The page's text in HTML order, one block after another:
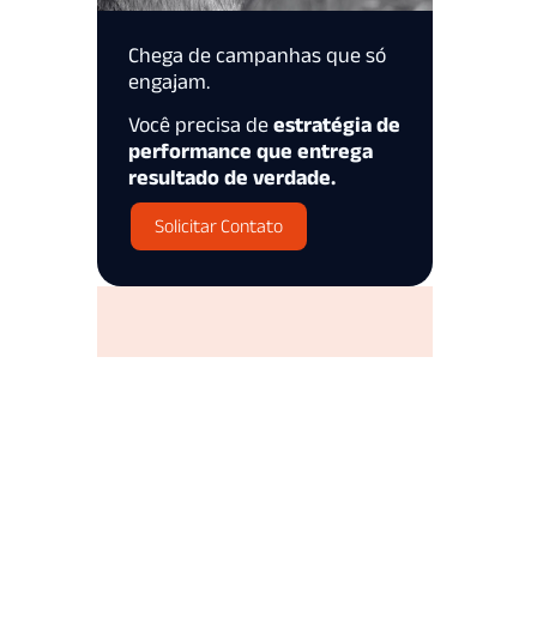
Chega de campanhas que só
engajam.
Você precisa de estratégia de
performance que entrega
resultado de verdade.
Solicitar Contato